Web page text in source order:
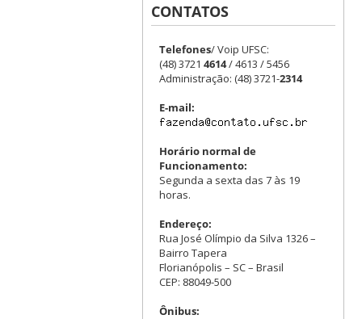
CONTATOS
Telefones/ Voip UFSC:
(48) 3721 4614/ 4613 / 5456
Administração: (48) 3721-2314
E-mail:
Horário normal de
Funcionamento:
Segunda a sexta das 7 às 19
horas.
Endereço:
Rua José Olímpio da Silva 1326 –
Bairro Tapera
Florianópolis – SC – Brasil
CEP: 88049-500
Ônibus: